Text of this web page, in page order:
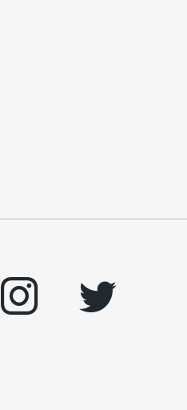
instagram
twitter